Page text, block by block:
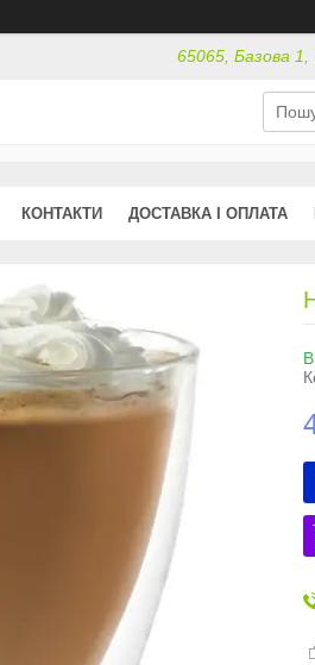
65065, Базова 1,
КОНТАКТИ ДОСТАВКА І ОПЛАТА